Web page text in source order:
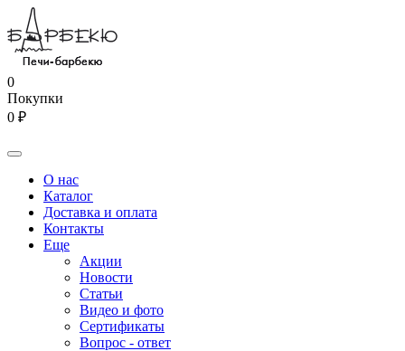
0
Покупки
0 ₽
О нас
Каталог
Доставка и оплата
Контакты
Еще
Акции
Новости
Статьи
Видео и фото
Сертификаты
Вопрос - ответ